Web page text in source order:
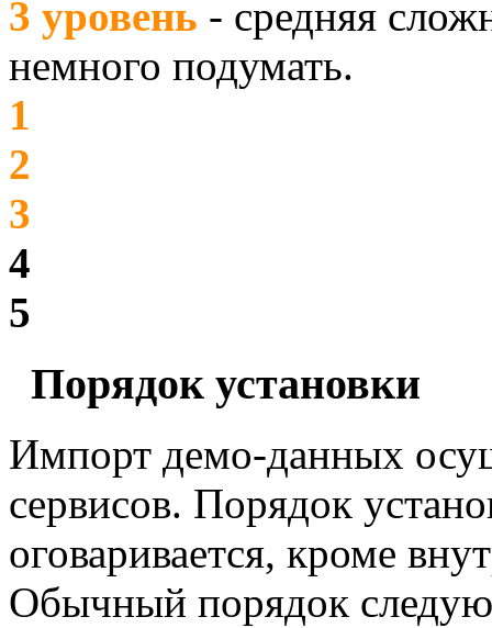
3 уровень - средняя
немного подумать.
1
2
3
4
5
Порядок установки
Импорт демо-данных
сервисов. Порядок
оговаривается, кроме
Обычный порядок